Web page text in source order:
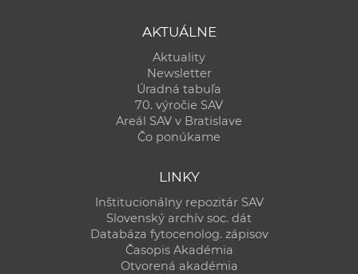
AKTUÁLNE
Aktuality
Newsletter
Úradná tabuľa
70. výročie SAV
Areál SAV v Bratislave
Čo ponúkame
LINKY
Inštitucionálny repozitár SAV
Slovenský archív soc. dát
Databáza fytocenolog. zápisov
Časopis Akadémia
Otvorená akadémia